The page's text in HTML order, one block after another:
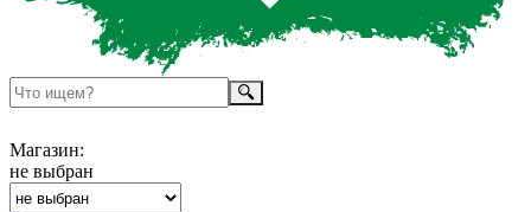
Магазин:
не выбран